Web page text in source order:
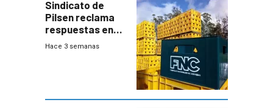
Sindicato de
Pilsen reclama
respuestas en
medio de
Hace 3 semanas